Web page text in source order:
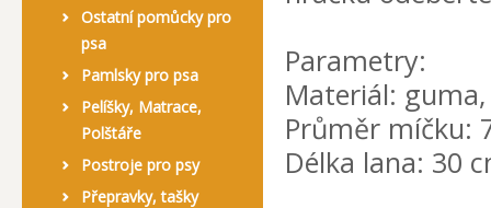
Ostatní pomůcky pro
psa
Pamlsky pro psa
Pelíšky, Matrace,
Polštáře
Postroje pro psy
Přepravky, tašky
Parametry:
Materiál:
Průměr míčku:
Délka lana: 30